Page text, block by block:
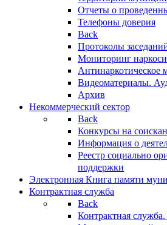
Отчеты о
Телефоны доверия
Back
Протоколы
Мониторинг
Антинаркотическое
Видеоматериалы.
Архив
Некоммерческий сектор
Back
Конкурсы на
Информация о
Реестр социально
поддержки
Электронная Книга памяти
Контрактная служба
Back
Контрактная